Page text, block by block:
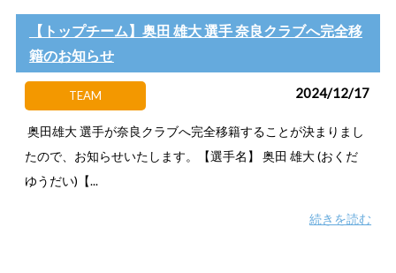
【トップチーム】奥田 雄大 選手 奈良クラブへ完全移
籍のお知らせ
TEAM 2024/12/17
奥田雄大 選手が奈良クラブへ完全移籍することが決まりまし
たので、お知らせいたします。【選手名】 奥田 雄大 (おくだ
ゆうだい)【...
続きを読む